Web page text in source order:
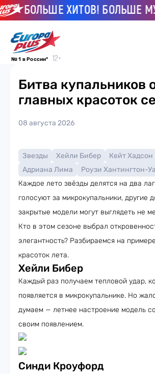
БОЛЬШЕ ХИТОВ! БОЛЬШЕ
№ 1 в России*
Битва купальников
главных красоток
08 августа 2026
Звезды Хейли Бибер
Кейт Хадсон
Адриана Лима
Роузи Хантингтон-
Каждое лето звёзды делятся на два
голосуют за микрокупальники, другие
закрытые модели могут выглядеть не
Кто в этом сезоне выбрал
элегантность? Разбираемся на
красоток лета.
Хейли Бибер
Каждый раз получаем тепловой удар,
появляется в микрокупальнике. Но
думаем — летнее настроение модель
своим появлением.
Синди Кроуфорд